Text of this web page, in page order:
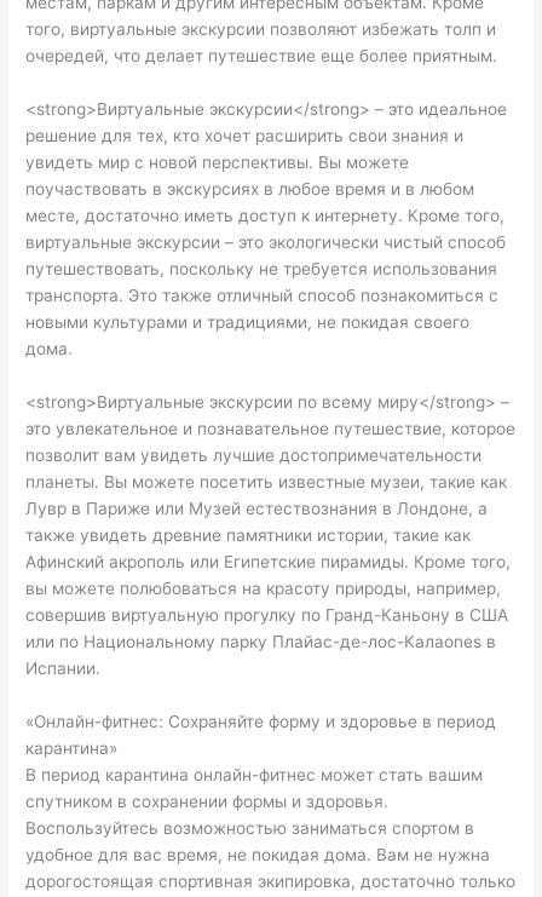
того, виртуальные экскурсии позволяют избежать толп и
очередей, что делает путешествие еще более приятным.
<strong>Виртуальные экскурсии</strong> – это идеальное
решение для тех, кто хочет расширить свои знания и
увидеть мир с новой перспективы. Вы можете
поучаствовать в экскурсиях в любое время и в любом
месте, достаточно иметь доступ к интернету. Кроме того,
виртуальные экскурсии – это экологически чистый способ
путешествовать, поскольку не требуется использования
транспорта. Это также отличный способ познакомиться с
новыми культурами и традициями, не покидая своего
дома.
<strong>Виртуальные экскурсии по всему миру</strong> –
это увлекательное и познавательное путешествие, которое
позволит вам увидеть лучшие достопримечательности
планеты. Вы можете посетить известные музеи, такие как
Лувр в Париже или Музей естествознания в Лондоне, а
также увидеть древние памятники истории, такие как
Афинский акрополь или Египетские пирамиды. Кроме того,
вы можете полюбоваться на красоту природы, например,
совершив виртуальную прогулку по Гранд-Каньону в США
или по Национальному парку Плайас-де-лос-Калаones в
Испании.
«Онлайн-фитнес: Сохраняйте форму и здоровье в период
карантина»
В период карантина онлайн-фитнес может стать вашим
спутником в сохранении формы и здоровья.
Воспользуйтесь возможностью заниматься спортом в
удобное для вас время, не покидая дома. Вам не нужна
дорогостоящая спортивная экипировка, достаточно только